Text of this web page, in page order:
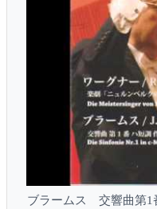
ブラームス 交響曲第1